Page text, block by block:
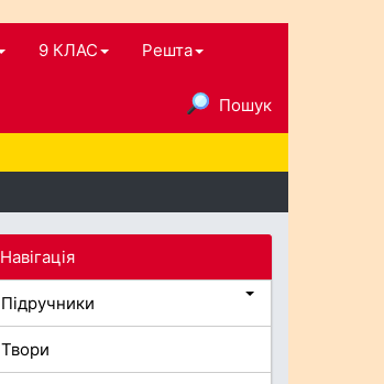
9 КЛАС Решта
Пошук
Навігація
Підручники
Твори